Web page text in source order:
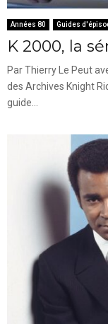
Années 80 Guides
K 2000, la
Par Thierry Le Peut
des Archives Knight
guide...